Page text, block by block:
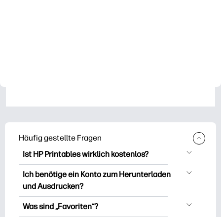
Häufig gestellte Fragen
Ist HP Printables wirklich kostenlos?
HP Printables bietet über 2.500
kostenlose Vorlagen zum Herunterladen
Vorlagen, unterhaltsame Arbeitsblätter
Ich benötige ein Konto zum Herunterladen
und Ausdrucken?
Sie können es erkunden und drucken,
Was sind „Favoriten“?